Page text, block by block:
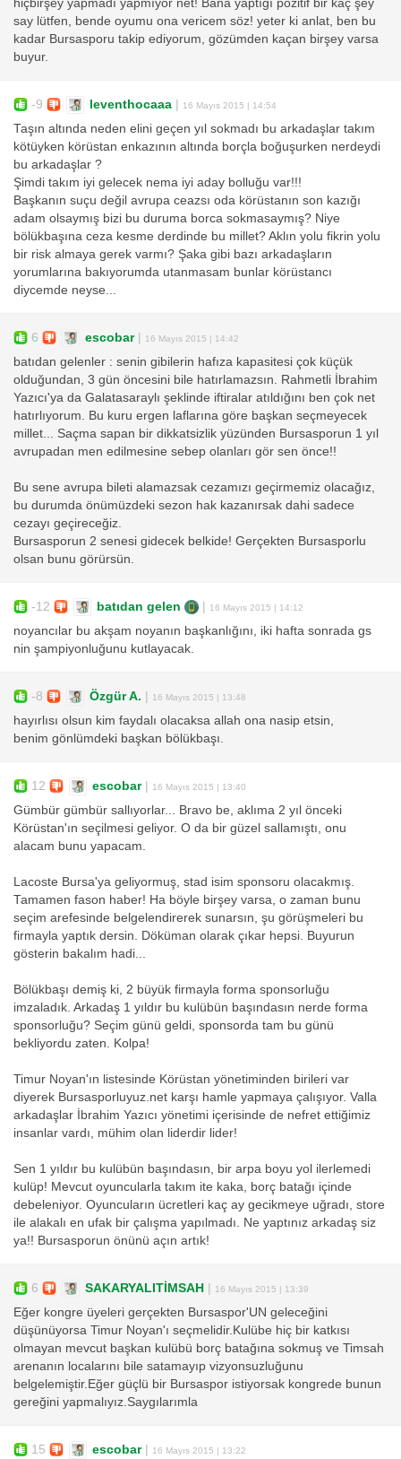
hiçbirşey yapmadı yapmıyor net! Bana yaptığı pozitif bir kaç şey
say lütfen, bende oyumu ona vericem söz! yeter ki anlat, ben bu
kadar Bursasporu takip ediyorum, gözümden kaçan birşey varsa
buyur.
-9 leventhocaaa 16 Mayıs 2015 | 14:54
Taşın altında neden elini geçen yıl sokmadı bu arkadaşlar takım
kötüyken körüstan enkazının altında borçla boğuşurken nerdeydi
bu arkadaşlar ?
Şimdi takım iyi gelecek nema iyi aday bolluğu var!!!
Başkanın suçu değil avrupa ceazsı oda körüstanın son kazığı
adam olsaymış bizi bu duruma borca sokmasaymış? Niye
bölükbaşına ceza kesme derdinde bu millet? Aklın yolu fikrin yolu
bir risk almaya gerek varmı? Şaka gibi bazı arkadaşların
yorumlarına bakıyorumda utanmasam bunlar körüstancı
diycemde neyse...
6 escobar| 16 Mayıs 2015 | 14:42
batıdan gelenler : senin gibilerin hafıza kapasitesi çok küçük
olduğundan, 3 gün öncesini bile hatırlamazsın. Rahmetli İbrahim
Yazıcı'ya da Galatasaraylı şeklinde iftiralar atıldığını ben çok net
hatırlıyorum. Bu kuru ergen laflarına göre başkan seçmeyecek
millet... Saçma sapan bir dikkatsizlik yüzünden Bursasporun 1 yıl
avrupadan men edilmesine sebep olanları gör sen önce!!
Bu sene avrupa bileti alamazsak cezamızı geçirmemiz olacağız,
bu durumda önümüzdeki sezon hak kazanırsak dahi sadece
cezayı geçireceğiz.
Bursasporun 2 senesi gidecek belkide! Gerçekten Bursasporlu
olsan bunu görürsün.
-12 batıdan gelen 16 Mayıs 2015 | 14:12
noyancılar bu akşam noyanın başkanlığını, iki hafta sonrada gs
nin şampiyonluğunu kutlayacak.
-8 Özgür A. 16 Mayıs 2015 | 13:48
hayırlısı olsun kim faydalı olacaksa allah ona nasip etsin,
benim gönlümdeki başkan bölükbaşı.
12 escobar| 16 Mayıs 2015 | 13:40
Gümbür gümbür sallıyorlar... Bravo be, aklıma 2 yıl önceki
Körüstan'ın seçilmesi geliyor. O da bir güzel sallamıştı, onu
alacam bunu yapacam.
Lacoste Bursa'ya geliyormuş, stad isim sponsoru olacakmış.
Tamamen fason haber! Ha böyle birşey varsa, o zaman bunu
seçim arefesinde belgelendirerek sunarsın, şu görüşmeleri bu
firmayla yaptık dersin. Döküman olarak çıkar hepsi. Buyurun
gösterin bakalım hadi...
Bölükbaşı demiş ki, 2 büyük firmayla forma sponsorluğu
imzaladık. Arkadaş 1 yıldır bu kulübün başındasın nerde forma
sponsorluğu? Seçim günü geldi, sponsorda tam bu günü
bekliyordu zaten. Kolpa!
Timur Noyan'ın listesinde Körüstan yönetiminden birileri var
diyerek Bursasporluyuz.net karşı hamle yapmaya çalışıyor. Valla
arkadaşlar İbrahim Yazıcı yönetimi içerisinde de nefret ettiğimiz
insanlar vardı, mühim olan liderdir lider!
Sen 1 yıldır bu kulübün başındasın, bir arpa boyu yol ilerlemedi
kulüp! Mevcut oyuncularla takım ite kaka, borç batağı içinde
debeleniyor. Oyuncuların ücretleri kaç ay gecikmeye uğradı, store
ile alakalı en ufak bir çalışma yapılmadı. Ne yaptınız arkadaş siz
ya!! Bursasporun önünü açın artık!
6 SAKARYALITİMSAH 16 Mayıs 2015 | 13:39
Eğer kongre üyeleri gerçekten Bursaspor'UN geleceğini
düşünüyorsa Timur Noyan'ı seçmelidir.Kulübe hiç bir katkısı
olmayan mevcut başkan kulübü borç batağına sokmuş ve Timsah
arenanın localarını bile satamayıp vizyonsuzluğunu
belgelemiştir.Eğer güçlü bir Bursaspor istiyorsak kongrede bunun
gereğini yapmalıyız.Saygılarımla
15 escobar| 16 Mayıs 2015 | 13:22